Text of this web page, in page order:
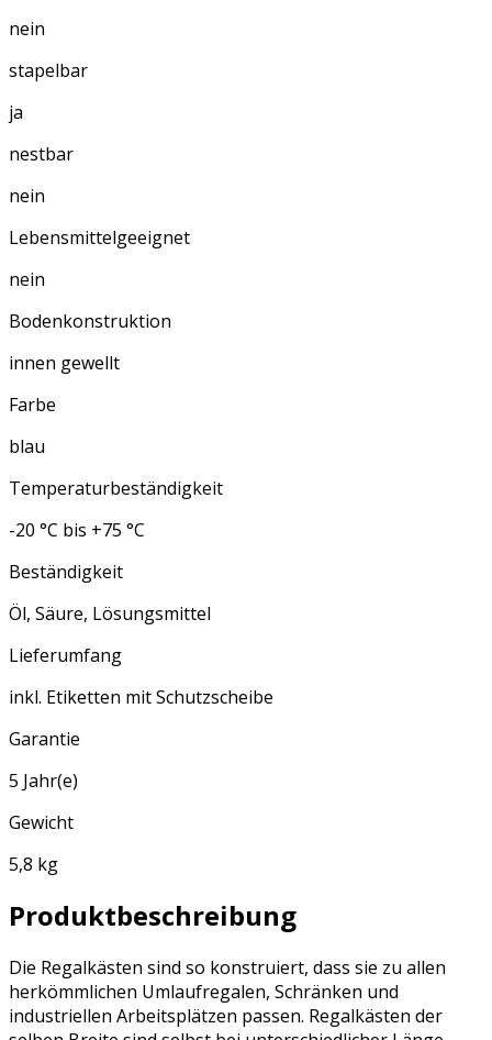
nein
stapelbar
ja
nestbar
nein
Lebensmittelgeeignet
nein
Bodenkonstruktion
innen gewellt
Farbe
blau
Temperaturbeständigkeit
-20 °C bis +75 °C
Beständigkeit
Öl, Säure, Lösungsmittel
Lieferumfang
inkl. Etiketten mit Schutzscheibe
Garantie
5 Jahr(e)
Gewicht
5,8 kg
Produktbeschreibung
Die Regalkästen sind so konstruiert, dass sie zu allen
herkömmlichen Umlaufregalen, Schränken und
industriellen Arbeitsplätzen passen. Regalkästen der